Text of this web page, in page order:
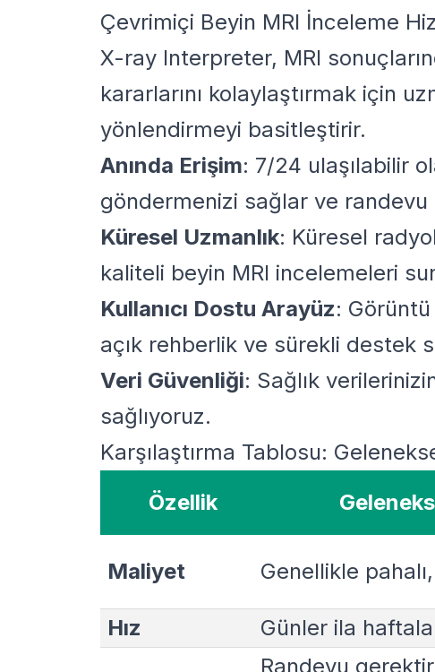
Çevrimiçi Beyin MRI İnceleme
X-ray Interpreter, MRI
kararlarını kolaylaştırmak için
yönlendirmeyi basitleştirir.
Anında Erişim: 7/24 ulaşılabilir
göndermenizi sağlar ve
Küresel Uzmanlık: Küresel
kaliteli beyin MRI incelemeleri
Kullanıcı Dostu Arayüz:
açık rehberlik ve sürekli destek
Veri Güvenliği: Sağlık
sağlıyoruz.
Karşılaştırma Tablosu:
Özellik
Maliyet Genellikle
Hız
Günler ila
Randevu